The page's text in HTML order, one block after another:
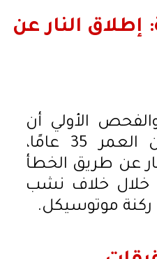
إطلاق النار عن
الأولي أن
السيدة، وتبلغ من العمر 35 عامًا،
عن طريق الخطأ
خلال خلاف نشب
ركنة موتوسيكل.